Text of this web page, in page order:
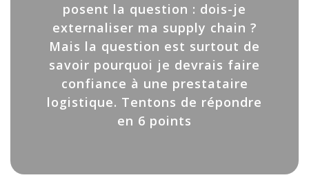
posent la question : dois-je
externaliser ma supply chain ?
Mais la question est surtout de
savoir pourquoi je devrais faire
confiance à une prestataire
logistique. Tentons de répondre
en 6 points